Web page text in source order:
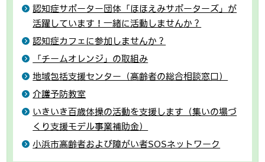
認知症サポーター団体「ほほえみサポーターズ」が
活躍しています！一緒に活動しませんか？
認知症カフェに参加しませんか？
「チームオレンジ」の取組み
地域包括支援センター（高齢者の総合相談窓口）
介護予防教室
いきいき百歳体操の活動を支援します（集いの場づ
くり支援モデル事業補助金）
小浜市高齢者および障がい者SOSネットワーク